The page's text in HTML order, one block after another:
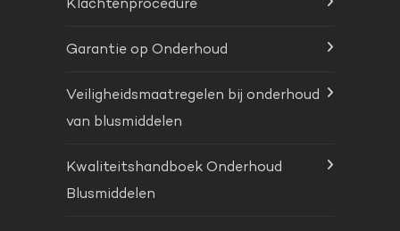
Klachtenprocedure
Garantie op Onderhoud
Veiligheidsmaatregelen bij onderhoud
van blusmiddelen
Kwaliteitshandboek Onderhoud
Blusmiddelen